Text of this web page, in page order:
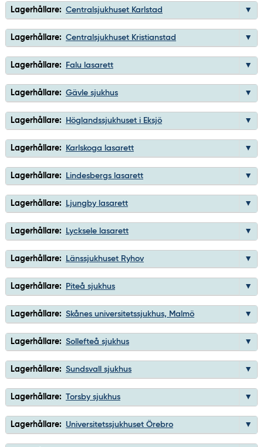
Lagerhållare: Centralsjukhuset Karlstad
Lagerhållare: Centralsjukhuset Kristianstad
Lagerhållare: Falu lasarett
Lagerhållare: Gävle sjukhus
Lagerhållare: Höglandssjukhuset i Eksjö
Lagerhållare: Karlskoga lasarett
Lagerhållare: Lindesbergs lasarett
Lagerhållare: Ljungby lasarett
Lagerhållare: Lycksele lasarett
Lagerhållare: Länssjukhuset Ryhov
Lagerhållare: Piteå sjukhus
Lagerhållare: Skånes universitetssjukhus, Malmö
Lagerhållare: Sollefteå sjukhus
Lagerhållare: Sundsvall sjukhus
Lagerhållare: Torsby sjukhus
Lagerhållare: Universitetssjukhuset Örebro